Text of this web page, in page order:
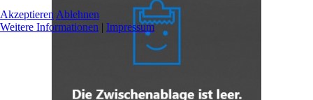
Akzeptieren Ablehnen
Weitere Informationen | Impressum